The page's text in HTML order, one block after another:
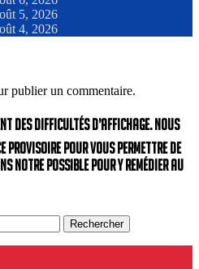
5, 2026
4, 2026
publier un commentaire.
des difficultés d’affichage. Nous
provisoire pour vous permettre de
notre possible pour y remédier au